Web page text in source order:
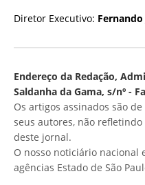
Diretor Executivo: Fernando
Endereço da Redação,
Saldanha da Gama, s/nº -
Os artigos assinados são
seus autores, não
deste jornal.
O nosso noticiário nacional
agências Estado de São